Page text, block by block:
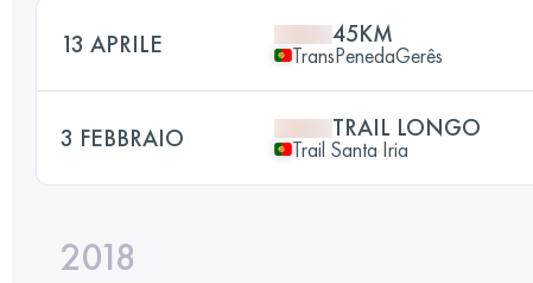
13 APRILE 45KM
TransPenedaGerês
3 FEBBRAIO TRAIL LONGO
Trail Santa Iria
2018